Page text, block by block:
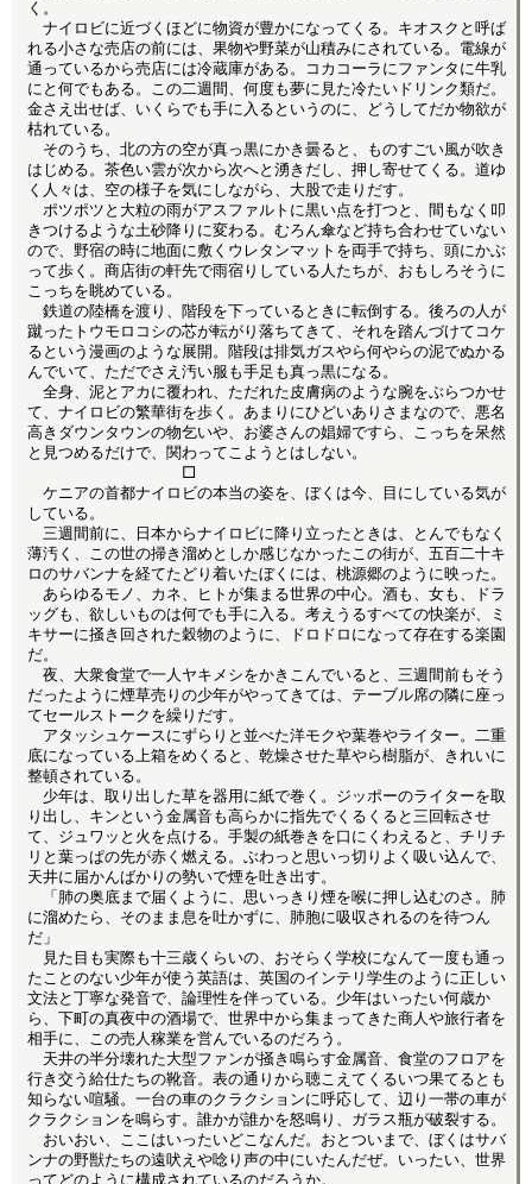
く。
ナイロビに近づくほどに物資が豊かになってくる。キオスクと呼ば
れる小さな売店の前には、果物や野菜が山積みにされている。電線が
通っているから売店には冷蔵庫がある。コカコーラにファンタに牛乳
にと何でもある。この二週間、何度も夢に見た冷たいドリンク類だ。
金さえ出せば、いくらでも手に入るというのに、どうしてだか物欲が
枯れている。
そのうち、北の方の空が真っ黒にかき曇ると、ものすごい風が吹き
はじめる。茶色い雲が次から次へと湧きだし、押し寄せてくる。道ゆ
く人々は、空の様子を気にしながら、大股で走りだす。
ポツポツと大粒の雨がアスファルトに黒い点を打つと、間もなく叩
きつけるような土砂降りに変わる。むろん傘など持ち合わせていない
ので、野宿の時に地面に敷くウレタンマットを両手で持ち、頭にかぶ
って歩く。商店街の軒先で雨宿りしている人たちが、おもしろそうに
こっちを眺めている。
鉄道の陸橋を渡り、階段を下っているときに転倒する。後ろの人が
蹴ったトウモロコシの芯が転がり落ちてきて、それを踏んづけてコケ
るという漫画のような展開。階段は排気ガスやら何やらの泥でぬかる
んでいて、ただでさえ汚い服も手足も真っ黒になる。
全身、泥とアカに覆われ、ただれた皮膚病のような腕をぶらつかせ
て、ナイロビの繁華街を歩く。あまりにひどいありさまなので、悪名
高きダウンタウンの物乞いや、お婆さんの娼婦ですら、こっちを呆然
と見つめるだけで、関わってこようとはしない。
□
ケニアの首都ナイロビの本当の姿を、ぼくは今、目にしている気が
している。
三週間前に、日本からナイロビに降り立ったときは、とんでもなく
薄汚く、この世の掃き溜めとしか感じなかったこの街が、五百二十キ
ロのサバンナを経てたどり着いたぼくには、桃源郷のように映った。
あらゆるモノ、カネ、ヒトが集まる世界の中心。酒も、女も、ドラ
ッグも、欲しいものは何でも手に入る。考えうるすべての快楽が、ミ
キサーに掻き回された穀物のように、ドロドロになって存在する楽園
だ。
夜、大衆食堂で一人ヤキメシをかきこんでいると、三週間前もそう
だったように煙草売りの少年がやってきては、テーブル席の隣に座っ
てセールストークを繰りだす。
アタッシュケースにずらりと並べた洋モクや葉巻やライター。二重
底になっている上箱をめくると、乾燥させた草やら樹脂が、きれいに
整頓されている。
少年は、取り出した草を器用に紙で巻く。ジッポーのライターを取
り出し、キンという金属音も高らかに指先でくるくると三回転させ
て、ジュワッと火を点ける。手製の紙巻きを口にくわえると、チリチ
リと葉っぱの先が赤く燃える。ぶわっと思いっ切りよく吸い込んで、
天井に届かんばかりの勢いで煙を吐き出す。
「肺の奥底まで届くように、思いっきり煙を喉に押し込むのさ。肺
に溜めたら、そのまま息を吐かずに、肺胞に吸収されるのを待つん
だ」
見た目も実際も十三歳くらいの、おそらく学校になんて一度も通っ
たことのない少年が使う英語は、英国のインテリ学生のように正しい
文法と丁寧な発音で、論理性を伴っている。少年はいったい何歳か
ら、下町の真夜中の酒場で、世界中から集まってきた商人や旅行者を
相手に、この売人稼業を営んでいるのだろう。
天井の半分壊れた大型ファンが掻き鳴らす金属音、食堂のフロアを
行き交う給仕たちの靴音。表の通りから聴こえてくるいつ果てるとも
知らない喧騒。一台の車のクラクションに呼応して、辺り一帯の車が
クラクションを鳴らす。誰かが誰かを怒鳴り、ガラス瓶が破裂する。
おいおい、ここはいったいどこなんだ。おとついまで、ぼくはサバ
ンナの野獣たちの遠吠えや唸り声の中にいたんだぜ。いったい、世界
ってどのように構成されているのだろうか。